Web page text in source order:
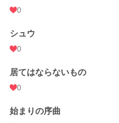
0
シュウ
0
居てはならないもの
0
始まりの序曲